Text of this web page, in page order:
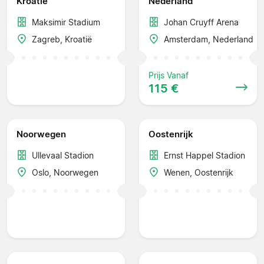
Maksimir Stadium
Zagreb, Kroatië
Johan Cruyff Arena
Amsterdam, Nederland
Prijs Vanaf
115 €
Noorwegen
Ullevaal Stadion
Oslo, Noorwegen
Oostenrijk
Ernst Happel Stadion
Wenen, Oostenrijk